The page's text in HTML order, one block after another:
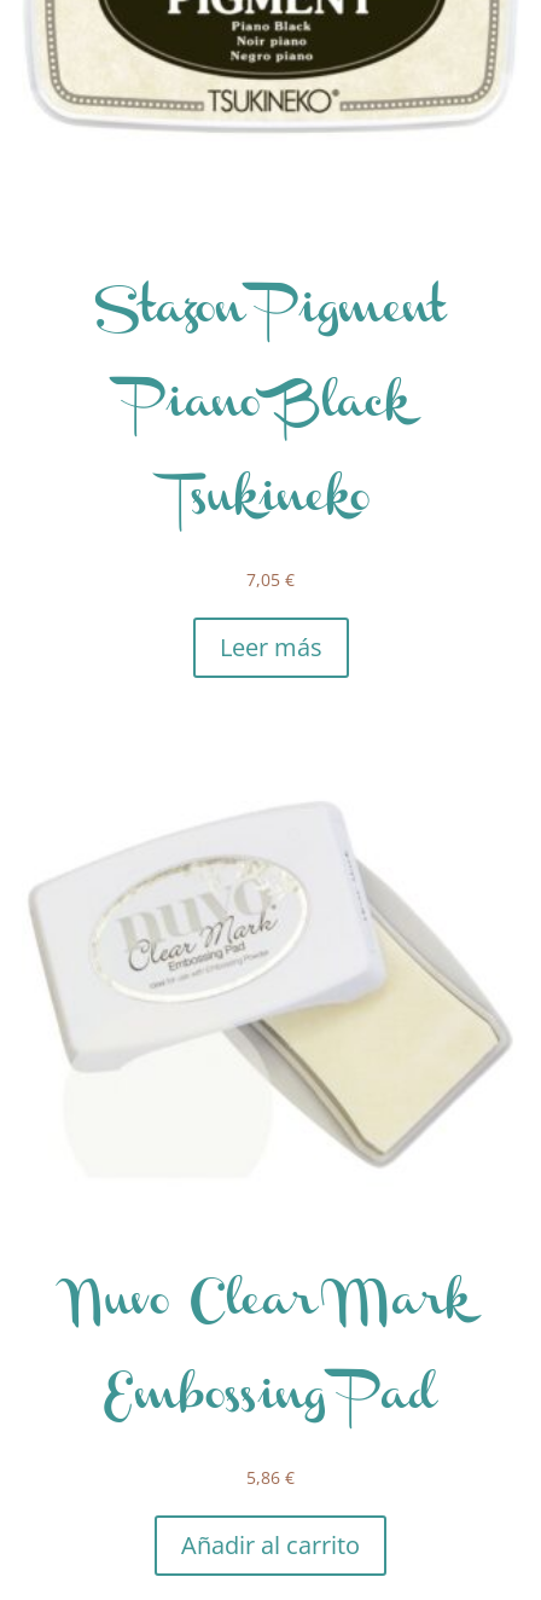
Stazon Pigment
Piano Black
Tsukineko
7,05 €
Leer más
Nuvo Clear Mark
Embossing Pad
5,86 €
Añadir al carrito